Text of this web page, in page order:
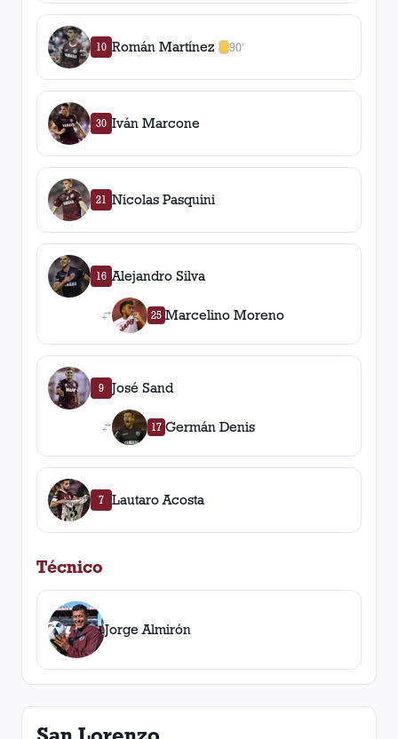
10 Román Martínez 90'
1amarilla
30 Iván Marcone
21 Nicolas Pasquini
16 Alejandro Silva
25 Marcelino Moreno
9 José Sand
17 Germán Denis
7 Lautaro Acosta
Técnico
Jorge Almirón